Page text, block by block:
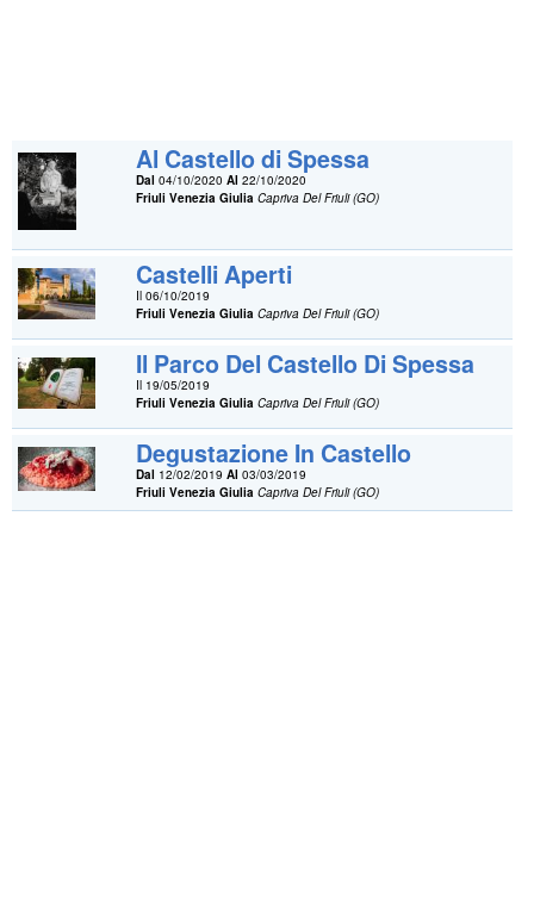
Al Castello di Spessa
Dal 04/10/2020Al 22/10/2020
Friuli Venezia Giulia Capriva Del Friuli (GO)
Castelli Aperti
Il 06/10/2019
Friuli Venezia Giulia Capriva Del Friuli (GO)
Il Parco Del Castello Di Spessa
Il 19/05/2019
Friuli Venezia Giulia Capriva Del Friuli (GO)
Degustazione In Castello
Dal 12/02/2019Al 03/03/2019
Friuli Venezia Giulia Capriva Del Friuli (GO)